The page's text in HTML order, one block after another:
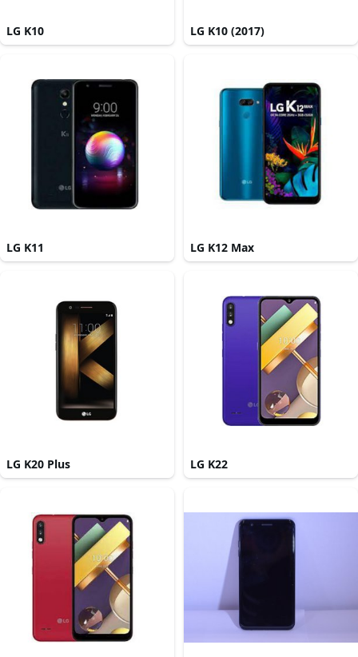
LG K10 LG K10 (2017)
LG K11 LG K12 Max
LG K20 Plus LG K22